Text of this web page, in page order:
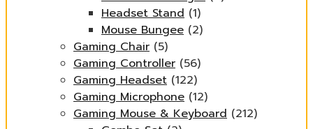
Headset Stand (1)
Mouse Bungee (2)
Gaming Chair (5)
Gaming Controller (56)
Gaming Headset (122)
Gaming Microphone (12)
Gaming Mouse & Keyboard (212)